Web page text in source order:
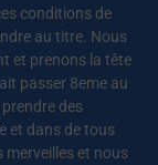
conditions de
au titre. Nous
et prenons la tête
passer 8eme au
des
et dans de tous
merveilles et nous